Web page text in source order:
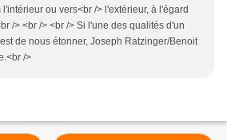
ou vers<br /> l'extérieur, à l'égard
/> <br /> <br /> Si l'une des qualités d'un
de nous étonner, Joseph Ratzinger/Benoit
/>